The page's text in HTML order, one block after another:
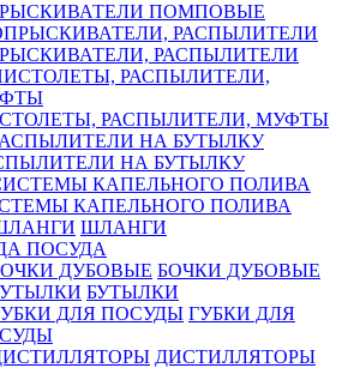
ПОМПОВЫЕ
РАСПЫЛИТЕЛИ
РАСПЫЛИТЕЛИ, МУФТЫ
НА БУТЫЛКУ
КАПЕЛЬНОГО ПОЛИВА
ШЛАНГИ
ПОСУДА
БОЧКИ ДУБОВЫЕ
БУТЫЛКИ
ГУБКИ ДЛЯ
ДИСТИЛЛЯТОРЫ